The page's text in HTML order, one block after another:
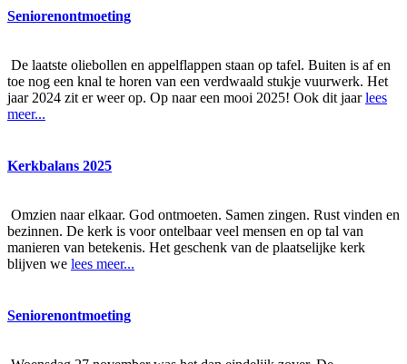
Seniorenontmoeting
De laatste oliebollen en appelflappen staan op tafel. Buiten is af en
toe nog een knal te horen van een verdwaald stukje vuurwerk. Het
jaar 2024 zit er weer op. Op naar een mooi 2025! Ook dit jaarlees
meer...
Kerkbalans 2025
Omzien naar elkaar. God ontmoeten. Samen zingen. Rust vinden en
bezinnen. De kerk is voor ontelbaar veel mensen en op tal van
manieren van betekenis. Het geschenk van de plaatselijke kerk
blijven we lees meer...
Seniorenontmoeting